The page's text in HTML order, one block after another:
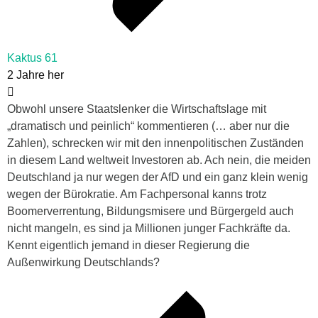
Kaktus 61
2 Jahre her
Obwohl unsere Staatslenker die Wirtschaftslage mit
„dramatisch und peinlich“ kommentieren (… aber nur die
Zahlen), schrecken wir mit den innenpolitischen Zuständen
in diesem Land weltweit Investoren ab. Ach nein, die meiden
Deutschland ja nur wegen der AfD und ein ganz klein wenig
wegen der Bürokratie. Am Fachpersonal kanns trotz
Boomerverrentung, Bildungsmisere und Bürgergeld auch
nicht mangeln, es sind ja Millionen junger Fachkräfte da.
Kennt eigentlich jemand in dieser Regierung die
Außenwirkung Deutschlands?